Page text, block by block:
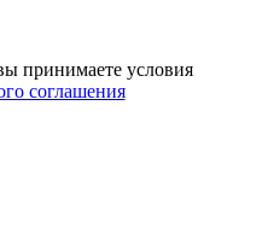
принимаете условия
соглашения